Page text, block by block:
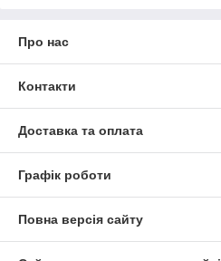
Про нас
Контакти
Доставка та оплата
Графік роботи
Повна версія сайту